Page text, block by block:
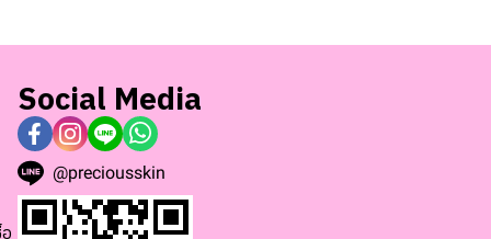
Social Media
@preciousskin